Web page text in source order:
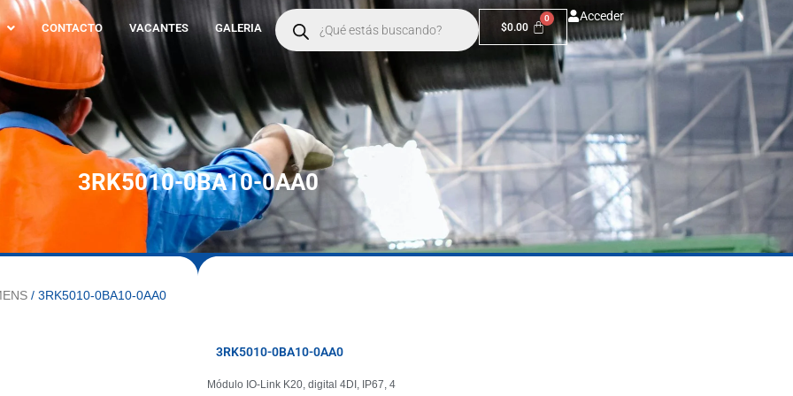
CONTACTO VACANTES GALERIA
Products
search
$0.00
Acceder
3RK5010-0BA10-0AA0
/ 3RK5010-0BA10-0AA0
3RK5010-0BA10-0AA0
Módulo IO-Link K20, digital 4DI, IP67, 4